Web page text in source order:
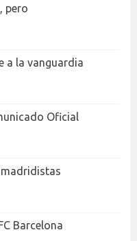
pero
a la vanguardia
Oficial
madridistas
Barcelona